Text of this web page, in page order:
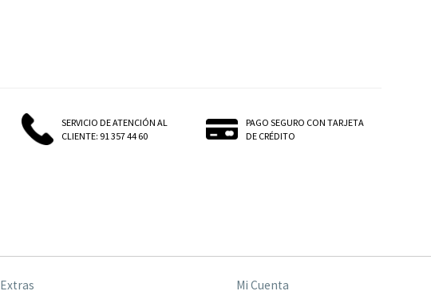
SERVICIO DE ATENCIÓN AL
CLIENTE: 91 357 44 60
PAGO SEGURO CON TARJETA
DE CRÉDITO
Extras Mi Cuenta